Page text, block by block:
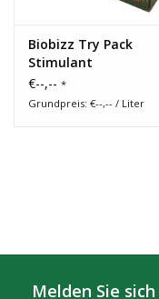
Biobizz Try Pack
Stimulant
€--,-- *
Grundpreis: €--,-- / Liter
Melden Sie